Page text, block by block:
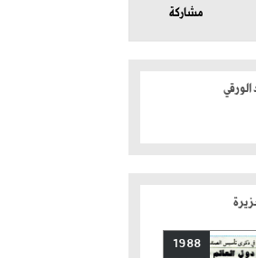
مشاركة
1988